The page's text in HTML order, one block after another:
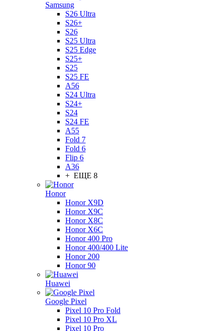
Samsung
S26 Ultra
S26+
S26
S25 Ultra
S25 Edge
S25+
S25
S25 FE
A56
S24 Ultra
S24+
S24
S24 FE
A55
Fold 7
Fold 6
Flip 6
A36
+ ЕЩЕ 8
Honor
Honor X9D
Honor X9C
Honor X8C
Honor X6C
Honor 400 Pro
Honor 400/400 Lite
Honor 200
Honor 90
Huawei
Google Pixel
Pixel 10 Pro Fold
Pixel 10 Pro XL
Pixel 10 Pro